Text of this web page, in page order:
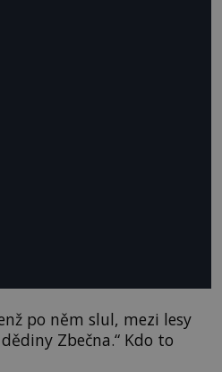
po něm slul, mezi lesy
Zbečna.“ Kdo to